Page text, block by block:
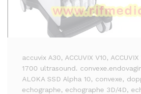
accuvix A30, ACCUVIX V10,
1700 ultrasound.
ALOKA SSD Alpha 10, convexe,
echographe, echographe 3D/4D,